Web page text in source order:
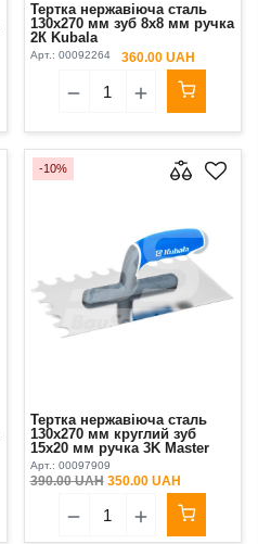
Тертка нержавіюча сталь
130х270 мм зуб 8х8 мм ручка
2К Kubala
Арт.: 00092264 360.00 UAH
-10%
Тертка нержавіюча сталь
130х270 мм круглий зуб
15x20 мм ручка 3K Master
Line XL Kubala
Арт.: 00097909
390.00 UAH350.00 UAH